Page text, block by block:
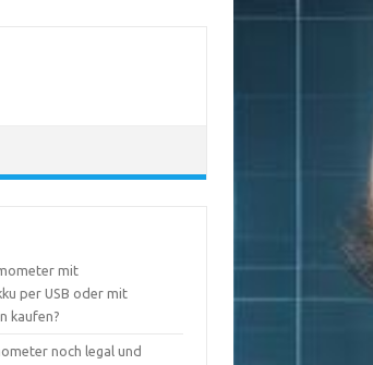
mit
per USB oder mit
kaufen?
noch legal und